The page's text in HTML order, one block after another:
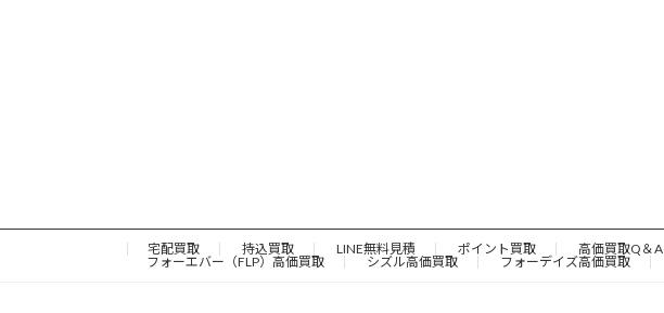
宅配買取 持込買取 LINE無料見積 ポイント買取 高価買取Q＆A
フォーエバー（FLP）高価買取
シズル高価買取 フォーデイズ高価買取